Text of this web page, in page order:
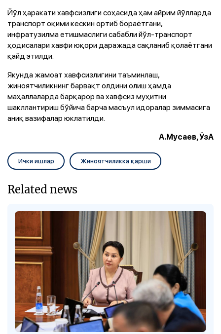
Йўл ҳаракати хавфсизлиги соҳасида ҳам айрим йўлларда
транспорт оқими кескин ортиб бораётгани,
инфратузилма етишмаслиги сабабли йўл-транспорт
ҳодисалари хавфи юқори даражада сақланиб қолаётгани
қайд этилди.
Якунда жамоат хавфсизлигини таъминлаш,
жиноятчиликнинг барвақт олдини олиш ҳамда
маҳаллаларда барқарор ва хавфсиз муҳитни
шакллантириш бўйича барча масъул идоралар зиммасига
аниқ вазифалар юклатилди.
А.Мусаев, ЎзА
Ички ишлар Жиноятчиликка қарши
Related news